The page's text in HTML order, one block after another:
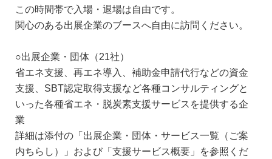
この時間帯で入場・退場は自由です。
関心のある出展企業のブースへ自由に訪問ください。
○出展企業・団体（21社）
省エネ支援、再エネ導入、補助金申請代行などの資金
支援、SBT認定取得支援など各種コンサルティングと
いった各種省エネ・脱炭素支援サービスを提供する企
業
詳細は添付の「出展企業・団体・サービス一覧（ご案
内ちらし）」および「支援サービス概要」を参照くだ